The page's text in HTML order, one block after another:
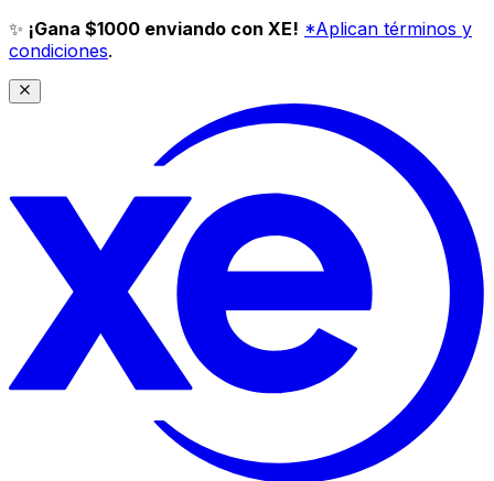
✨ ¡Gana $1000 enviando con XE! *Aplican términos y
condiciones.